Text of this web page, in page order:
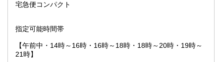
宅急便コンパクト
指定可能時間帯
【午前中・14時～16時・16時～18時・18時～20時・19時～
21時】